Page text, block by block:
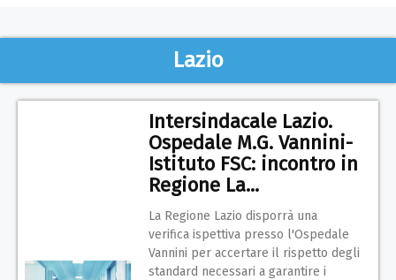
Lazio
Intersindacale Lazio.
Ospedale M.G. Vannini-
Istituto FSC: incontro in
Regione La...
La Regione Lazio disporrà una
verifica ispettiva presso l'Ospedale
Vannini per accertare il rispetto degli
standard necessari a garantire i